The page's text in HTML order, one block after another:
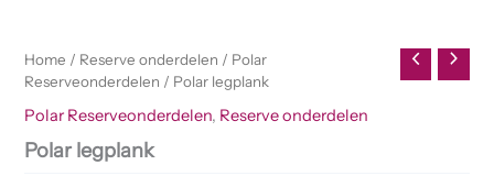
Home / Reserve onderdelen / Polar
Reserveonderdelen / Polar legplank
Polar Reserveonderdelen, Reserve onderdelen
Polar legplank